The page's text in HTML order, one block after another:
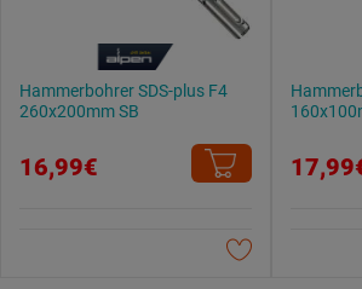
Hammerbohrer SDS-plus F4
260x200mm SB
16,99€